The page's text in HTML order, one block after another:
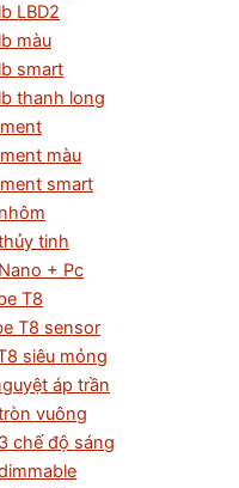
LBD2
màu
smart
thanh long
màu
smart
tinh
+ Pc
T8
T8 sensor
siêu mỏng
áp trần
vuông
chế độ sáng